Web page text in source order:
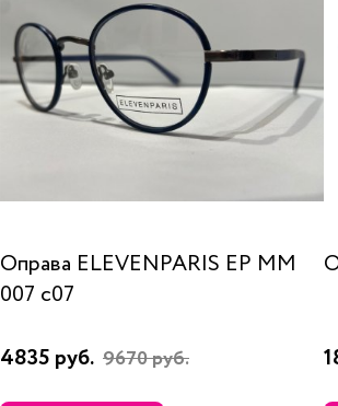
Оправа ELEVENPARIS EP MM
007 c07
4835 руб. 9670 руб.